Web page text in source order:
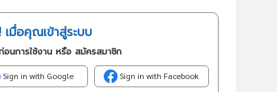
เมื่อคุณเข้าสู่ระบบ
อนการใช้งาน หรือ สมัครสมาชิก
Sign in with Google Sign in with Facebook